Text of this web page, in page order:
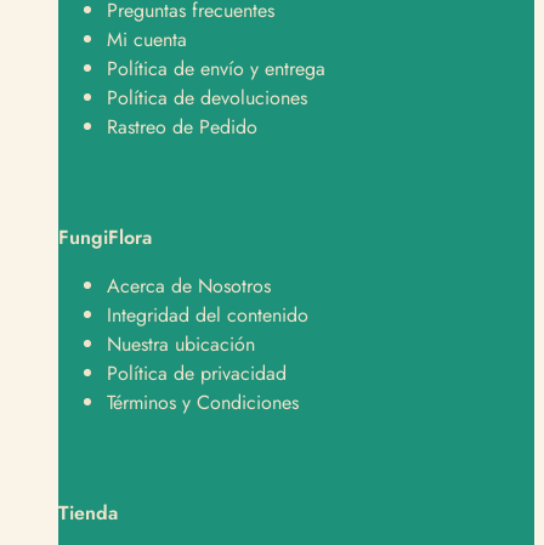
Preguntas frecuentes
Mi cuenta
Política de envío y entrega
Política de devoluciones
Rastreo de Pedido
FungiFlora
Acerca de Nosotros
Integridad del contenido
Nuestra ubicación
Política de privacidad
Términos y Condiciones
Tienda
Soporte
¿En qué te podemos ayudar?
Hola, quiero hacer un pedido 🛒
Hola, tengo una consulta sobre un producto 📦
Hola, tengo una pregunta sobre un producto 👋